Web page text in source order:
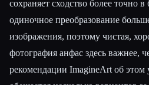
сохраняет сходство более точно
одиночное преобразование
изображения, поэтому чистая,
фотография анфас здесь важнее,
рекомендации ImagineArt об